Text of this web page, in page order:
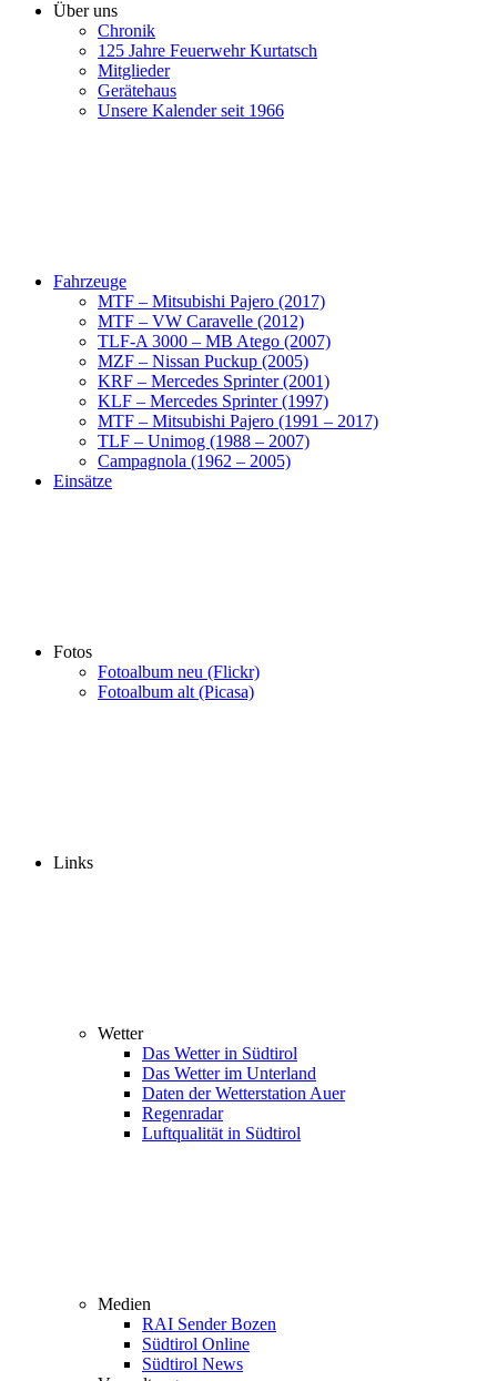
Über uns
Chronik
125 Jahre Feuerwehr Kurtatsch
Mitglieder
Gerätehaus
Unsere Kalender seit 1966
Fahrzeuge
MTF – Mitsubishi Pajero (2017)
MTF – VW Caravelle (2012)
TLF-A 3000 – MB Atego (2007)
MZF – Nissan Puckup (2005)
KRF – Mercedes Sprinter (2001)
KLF – Mercedes Sprinter (1997)
MTF – Mitsubishi Pajero (1991 – 2017)
TLF – Unimog (1988 – 2007)
Campagnola (1962 – 2005)
Einsätze
Fotos
Fotoalbum neu (Flickr)
Fotoalbum alt (Picasa)
Links
Wetter
Das Wetter in Südtirol
Das Wetter im Unterland
Daten der Wetterstation Auer
Regenradar
Luftqualität in Südtirol
Medien
RAI Sender Bozen
Südtirol Online
Südtirol News